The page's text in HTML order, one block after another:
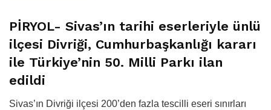
PİRYOL- Sivas’ın tarihi eserleriyle ünlü
ilçesi Divriği, Cumhurbaşkanlığı kararı
ile Türkiye’nin 50. Milli Parkı ilan
edildi
Sivas’ın Divriği ilçesi 200’den fazla tescilli eseri sınırları